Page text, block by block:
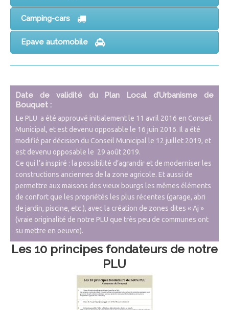
Camping-cars
Epave automobile
Date de validité du Plan Local d’Urbanisme de
Bouquet :
Le PLU a été approuvé initialement le 11 avril 2016 en Conseil
Municipal, et est devenu opposable le 16 juin 2016. Il a été
modifié par décision du Conseil Municipal le 12 juillet 2019, et
est devenu opposable le 29 août 2019.
Ce qui l’a inspiré : la possibilité d’agrandir et de moderniser les
constructions anciennes de la zone agricole. Et aussi de
permettre aux maisons des vieux bourgs les mêmes éléments
de confort que les propriétés les plus récentes (garage, abri
de jardin, piscine, etc.), avec la création de zones dites « Aj »
(vraie originalité de notre PLU que très peu de communes ont
su mettre en oeuvre).
Les 10 principes fondateurs de notre
PLU